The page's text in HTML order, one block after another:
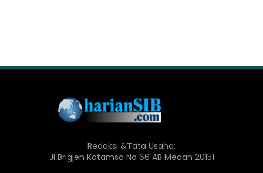
Redaksi &Tata Usaha:
Jl Brigjen Katamso No 66 AB Medan 20151